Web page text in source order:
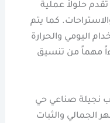
حلولاً عملية
كما يتم
اليومي والحرارة
مهماً من تنسيق
نجيلة صناعي حي
الجمالي والثبات